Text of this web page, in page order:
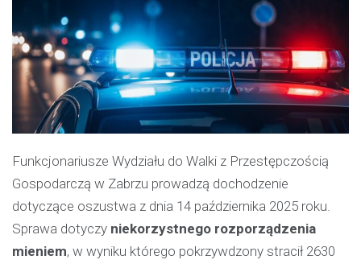
Funkcjonariusze Wydziału do Walki z Przestępczością
Gospodarczą w Zabrzu prowadzą dochodzenie
dotyczące oszustwa z dnia 14 października 2025 roku.
Sprawa dotyczy niekorzystnego rozporządzenia
mieniem, w wyniku którego pokrzywdzony stracił 2630